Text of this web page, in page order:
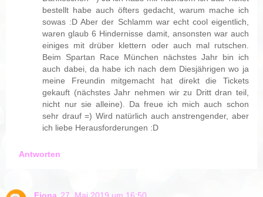
bestellt habe auch öfters gedacht, warum mache ich
sowas :D Aber der Schlamm war echt cool eigentlich,
waren glaub 6 Hindernisse damit, ansonsten war auch
einiges mit drüber klettern oder auch mal rutschen.
Beim Spartan Race München nächstes Jahr bin ich
auch dabei, da habe ich nach dem Diesjährigen wo ja
meine Freundin mitgemacht hat direkt die Tickets
gekauft (nächstes Jahr nehmen wir zu Dritt dran teil,
nicht nur sie alleine). Da freue ich mich auch schon
sehr drauf =) Wird natürlich auch anstrengender, aber
ich liebe Herausforderungen :D
Antworten